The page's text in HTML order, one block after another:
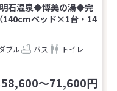
明石温泉◆博美の湯◆完
140cmベッド×1台・14
ブル バス
トイレ
58,600～71,600円